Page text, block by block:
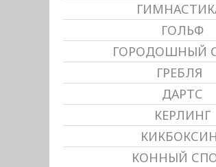
ГОЛЬФ
ГОРОДОШНЫЙ
ГРЕБЛЯ
ДАРТС
КЕРЛИНГ
КОННЫЙ